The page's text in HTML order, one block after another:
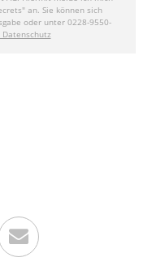
auf Twitter
Per E-Mail senden